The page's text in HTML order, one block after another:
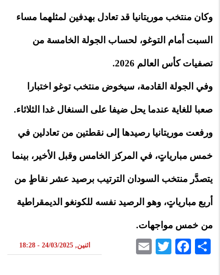
وكان منتخب موريتانيا قد تعادل بهدفين لمثلهما مساء
السبت أمام التوغو، لحساب الجولة الخامسة من
تصفيات كأس العالم 2026.
وفي الجولة القادمة، سيخوض منتخب توغو اختبارا
صعبا للغاية عندما يحل ضيفا على السنغال غدا الثلاثاء.
ورفعت موريتانيا رصيدها إلى نقطتين من تعادلين في
خمس مبارياتٍ، في المركز الخامس وقبل الأخير، بينما
يتصدَّر منتخب السودان الترتيب برصيد عشر نقاطٍ من
أربع مبارياتٍ، وهو الرصيد نفسه للكونغو الديمقراطية
من خمس مواجهات.
Share
Facebook
Twitter اثنين, 24/03/2025 - 18:28